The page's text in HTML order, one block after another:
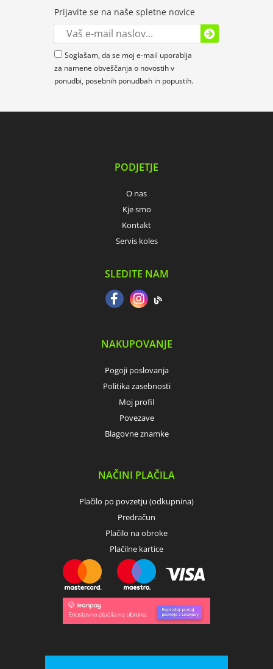
Prijavite se na naše spletne novice
Soglašam, da se moj e-mail uporablja
za namene obveščanja o novostih v
ponudbi, posebnih ponudbah in popustih.
PODJETJE
O nas
Kje smo
Kontakt
Servis koles
SLEDITE NAM
NAKUPOVANJE
Pogoji poslovanja
Politika zasebnosti
Moj profil
Povezave
Blagovne znamke
NAČINI PLAČILA
Plačilo po povzetju (odkupnina)
Predračun
Plačilo na obroke
Plačilne kartice